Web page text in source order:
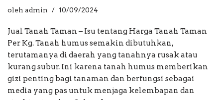
oleh admin 10/09/2024
Jual Tanah Taman – Isu tentang Harga Tanah Taman
Per Kg. Tanah humus semakin dibutuhkan,
terutamanya di daerah yang tanahnya rusak atau
kurang subur. Ini karena tanah humus memberikan
gizi penting bagi tanaman dan berfungsi sebagai
media yang pas untuk menjaga kelembapan dan